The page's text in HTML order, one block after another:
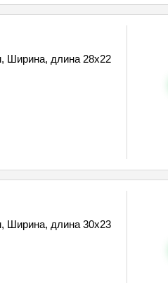
Ширина, длина 28х22
Ширина, длина 30х23